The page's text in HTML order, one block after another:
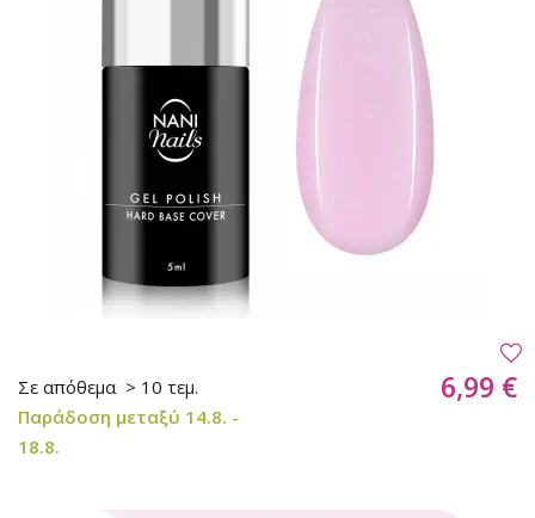
Σε απόθεμα > 10 τεμ.
Παράδοση μεταξύ 14.8. -
18.8.
6,99 €